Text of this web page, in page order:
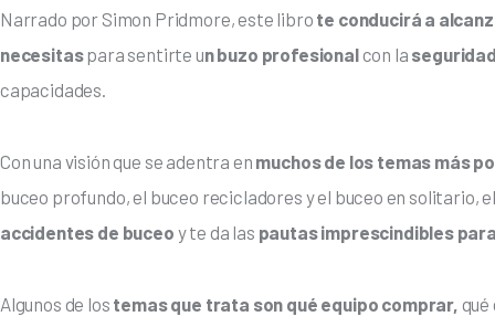
Narrado por Simon Pridmore, este libro te conducirá a
necesitas para sentirte un buzo profesional con la
capacidades.
Con una visión que se adentra en muchos de los temas más
buceo profundo, el buceo recicladores y el buceo en solitario,
accidentes de buceo y te da las pautas imprescindibles
Algunos de los temas que trata son qué equipo comprar,